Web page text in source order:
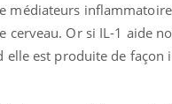
médiateurs
cerveau. Or si IL-1 aide
elle est produite de
se Youtube
Diabète &
Le Ramadan
nombreuses